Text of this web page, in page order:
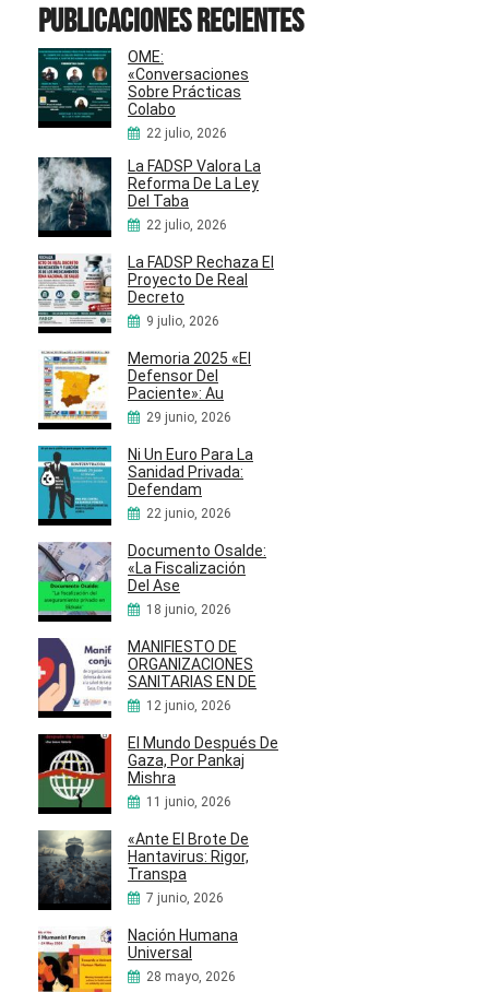
Publicaciones recientes
OME:
«Conversaciones
Sobre Prácticas
Colabo
22 julio, 2026
La FADSP Valora La
Reforma De La Ley
Del Taba
22 julio, 2026
La FADSP Rechaza El
Proyecto De Real
Decreto
9 julio, 2026
Memoria 2025 «El
Defensor Del
Paciente»: Au
29 junio, 2026
Ni Un Euro Para La
Sanidad Privada:
Defendam
22 junio, 2026
Documento Osalde:
«La Fiscalización
Del Ase
18 junio, 2026
MANIFIESTO DE
ORGANIZACIONES
SANITARIAS EN DE
12 junio, 2026
El Mundo Después De
Gaza, Por Pankaj
Mishra
11 junio, 2026
«Ante El Brote De
Hantavirus: Rigor,
Transpa
7 junio, 2026
Nación Humana
Universal
28 mayo, 2026